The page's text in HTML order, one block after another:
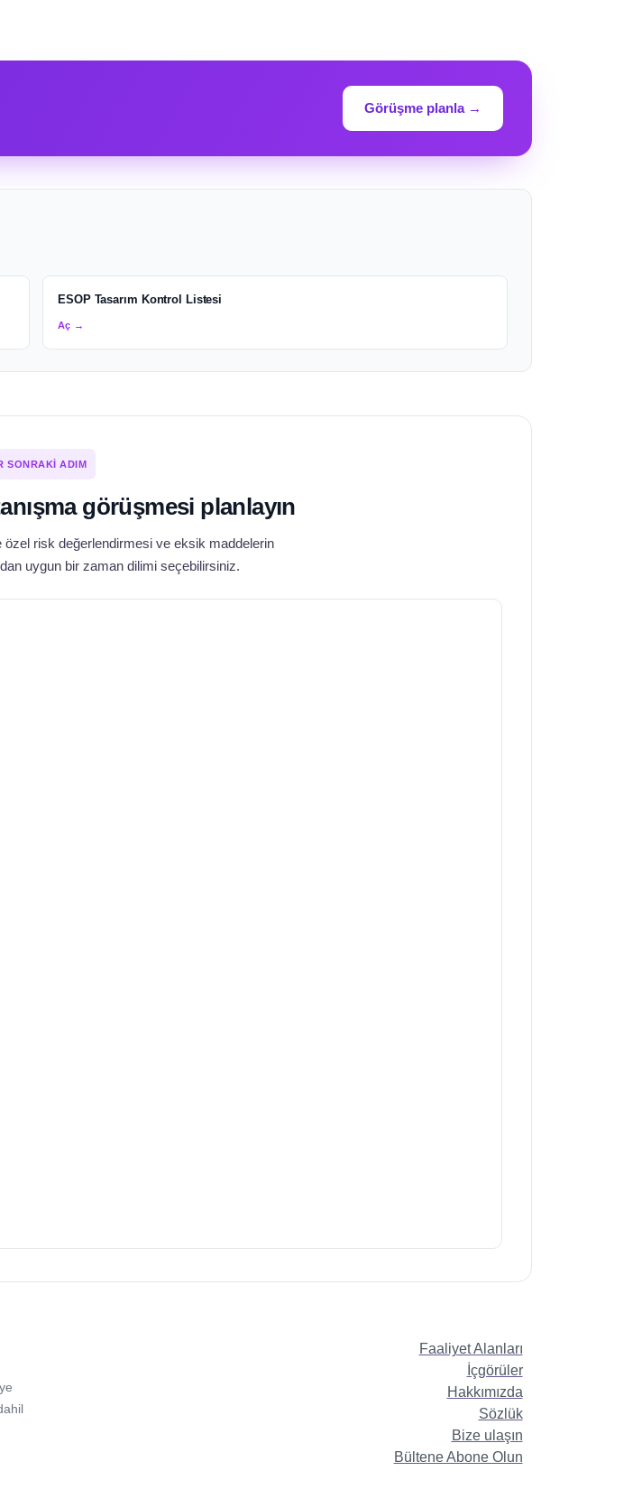
Görüşme planla →
ESOP Tasarım Kontrol Listesi
Aç →
SONRAKI ADIM
görüşmesi planlayın
risk değerlendirmesi ve eksik maddelerin
uygun bir zaman dilimi seçebilirsiniz.
Faaliyet Alanları
İçgörüler
Hakkımızda
Sözlük
Bize ulaşın
Bültene Abone Olun